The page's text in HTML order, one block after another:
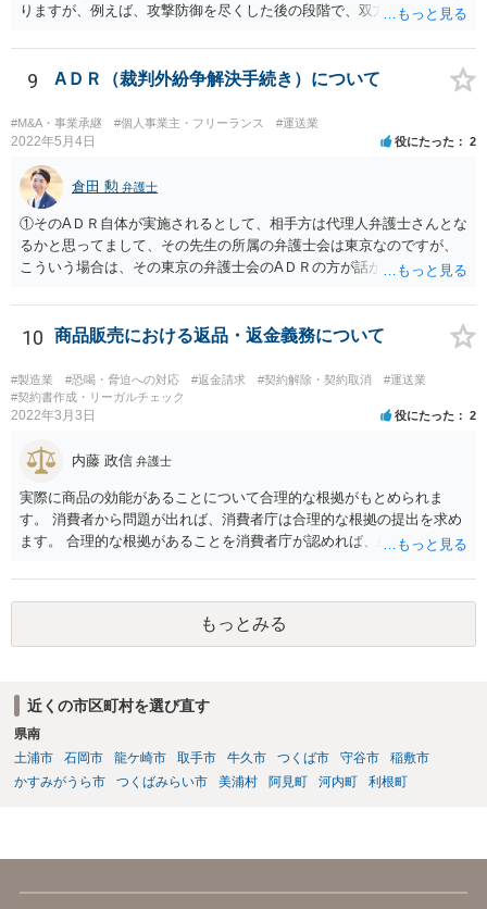
りますが、例えば、攻撃防御を尽くした後の段階で、双方代理人同士
互譲の精神がみられ、あとは金額面を詰めるだけといったような場合
などです。 ＞「双方に露骨に」について、片方だけなら負けの宣告も
あって、そして、和解とならず判決となった ＞場合は、宣告通りの敗
訴ということになるのでしょうか？。 ＞また、その宣告も「負ける可
能性があります」という場合でも「敗訴」との解釈で良いのでしょう
か？。 こちらもなかなか難しいご質問ですが、裁判官も嘘の心証を開
示するということはあり得ない（あってはならない）ので、一方当事
者にそのように宣告しているのであれば、敗訴可能性が高いというこ
とにはなるでしょう。「負ける可能性がある」という点が全部敗訴な
のか一部敗訴なのかは何とも言えませんが、そのように言われている
のであれば、不利な判決がなされ得る当事者ということになります。
くまで確認的になされるものとよく言われています。） いずれにしま
要です。
9 AＤＲ（裁判外紛争解決手続き）について
#M&A・事業承継 #個人事業主・フリーランス #運送業
2022年5月4日 役にたった 2
倉田 勲 弁護士
①そのAＤＲ自体が実施されるとして、相手方は代理人弁護士さんとな
るかと思ってまして、その先生の所属の弁護士会は東京なのですが、
こういう場合は、その東京の弁護士会のAＤＲの方が話がまとまり易い
す。 ②各弁護士会のAＤＲの成立手数料について、「双方で負担」と
書いてる場合がありますが、もしかして、書いて無い場合は申し立て
た側の全額負担という解釈で良いのでしょうか？。 →通常は双方負担
の場合が多いとは思いますが、ご不明な点は当該弁護士会にお問い合
わせください。 ③また、AＤＲの費用ですが、申立手数料のみで、期
日手数料や成立手数料がかからない弁護士会もあるのでしょうか？。
すが、一般ADRでは期日手数料等を設定している弁護士会が多いとは
定までは存じ上げないので、回答としてはこの限度にとどまります。
10 商品販売における返品・返金義務について
#製造業 #恐喝・脅迫への対応 #返金請求 #契約解除・契約取消
#運送業
#契約書作成・リーガルチェック
2022年3月3日 役にたった 2
内藤 政信 弁護士
実際に商品の効能があることについて合理的な根拠がもとめられま
す。 消費者から問題が出れば、消費者庁は合理的な根拠の提出を求め
ます。 合理的な根拠があることを消費者庁が認めれば、結果や効果が
者庁が公開している課徴金決定事例をご覧になるといいでしょう。
もっとみる
近くの市区町村を選び直す
県南
土浦市
石岡市 龍ケ崎市 取手市 牛久市 つくば市 守谷市
稲敷市
かすみがうら市
つくばみらい市 美浦村 阿見町 河内町 利根町